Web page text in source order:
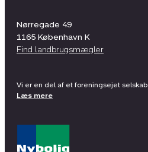
Nørregade 49
1165 København K
Find landbrugsmægler
Vi er en del af et foreningsejet selskab
Læs mere